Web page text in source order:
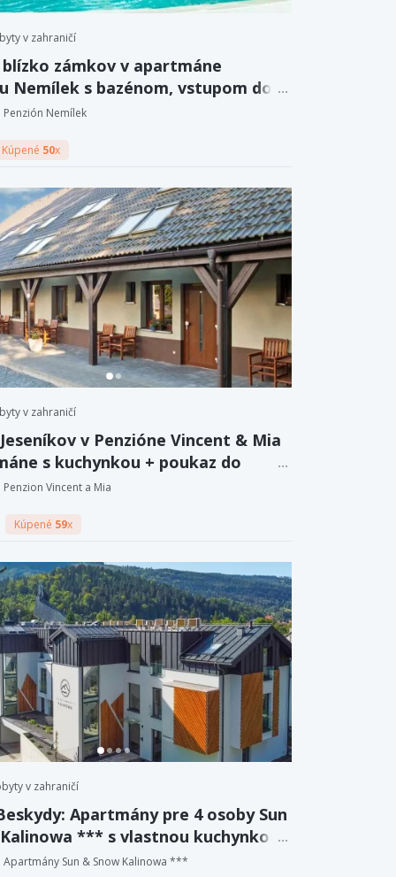
v zahraničí
blízko zámkov v apartmáne
Nemílek s bazénom, vstupom do
a detským ihriskom + sekt
Penzión Nemílek
Kúpené 50x
v zahraničí
v Penzióne Vincent & Mia
s kuchynkou + poukaz do
ihrisko a ohnisko
Penzion Vincent a Mia
Kúpené 59x
v zahraničí
Apartmány pre 4 osoby Sun
*** s vlastnou kuchynkou
wellness centra.
Apartmány Sun & Snow Kalinowa ***